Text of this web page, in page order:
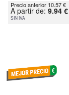
Precio anterior 10.57 €
A partir de: 9.94 €
SIN IVA